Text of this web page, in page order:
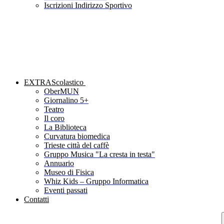
Iscrizioni Indirizzo Sportivo
EXTRAScolastico
OberMUN
Giornalino 5+
Teatro
Il coro
La Biblioteca
Curvatura biomedica
Trieste città del caffè
Gruppo Musica "La cresta in testa"
Annuario
Museo di Fisica
Whiz Kids – Gruppo Informatica
Eventi passati
Contatti